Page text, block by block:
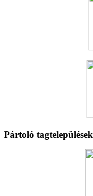
Pártoló tagtelepülések